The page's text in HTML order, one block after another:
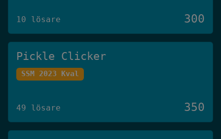
10 lösare 300
Pickle Clicker
SSM 2023 Kval
49 lösare 350